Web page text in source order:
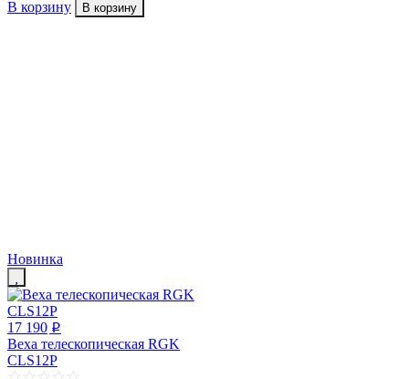
В корзину В корзину
Новинка
17 190 p
Веха телескопическая RGK
CLS12P